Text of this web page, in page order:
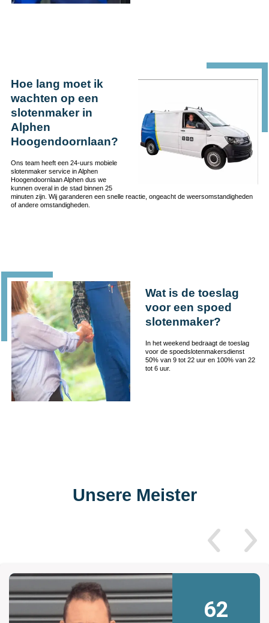
Hoe lang moet ik
wachten op een
slotenmaker in
Alphen
Hoogendoornlaan?
Ons team heeft een 24-uurs mobiele
slotenmaker service in Alphen
Hoogendoornlaan Alphen dus we
kunnen overal in de stad binnen 25
minuten zijn. Wij garanderen een snelle reactie, ongeacht de weersomstandigheden
of andere omstandigheden.
Wat is de toeslag
voor een spoed
slotenmaker?
In het weekend bedraagt de toeslag
voor de spoedslotenmakersdienst
50% van 9 tot 22 uur en 100% van 22
tot 6 uur.
Unsere Meister
62